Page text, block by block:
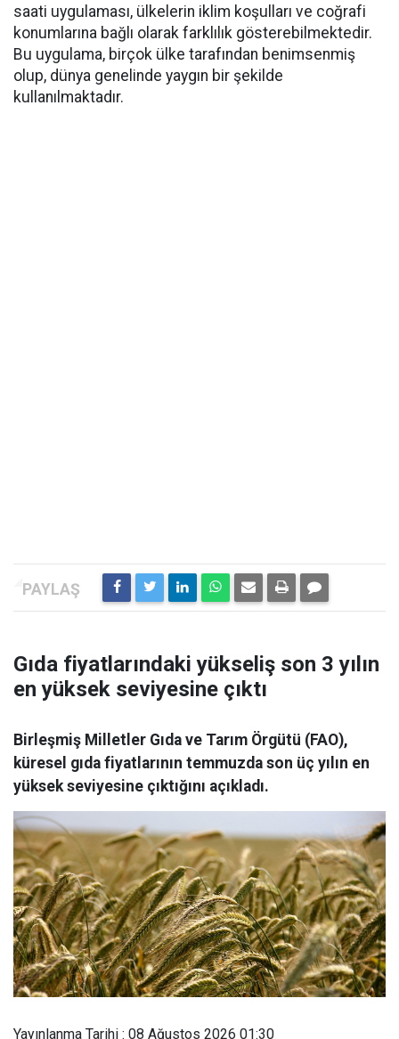
saati uygulaması, ülkelerin iklim koşulları ve coğrafi
konumlarına bağlı olarak farklılık gösterebilmektedir.
Bu uygulama, birçok ülke tarafından benimsenmiş
olup, dünya genelinde yaygın bir şekilde
kullanılmaktadır.
Gıda fiyatlarındaki yükseliş son 3 yılın
en yüksek seviyesine çıktı
Birleşmiş Milletler Gıda ve Tarım Örgütü (FAO),
küresel gıda fiyatlarının temmuzda son üç yılın en
yüksek seviyesine çıktığını açıkladı.
Yayınlanma Tarihi : 08 Ağustos 2026 01:30